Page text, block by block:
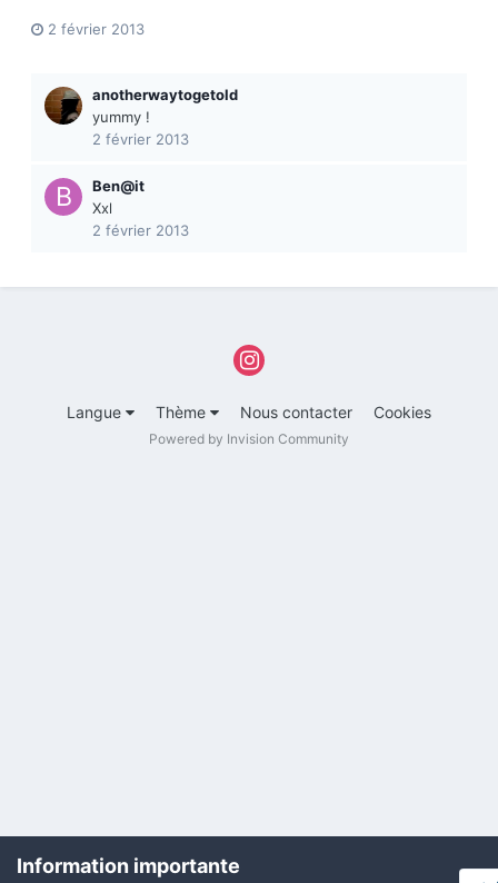
2 février 2013
anotherwaytogetold
yummy !
2 février 2013
Ben@it
Xxl
2 février 2013
Langue Thème Nous contacter Cookies
Powered by Invision Community
Information importante